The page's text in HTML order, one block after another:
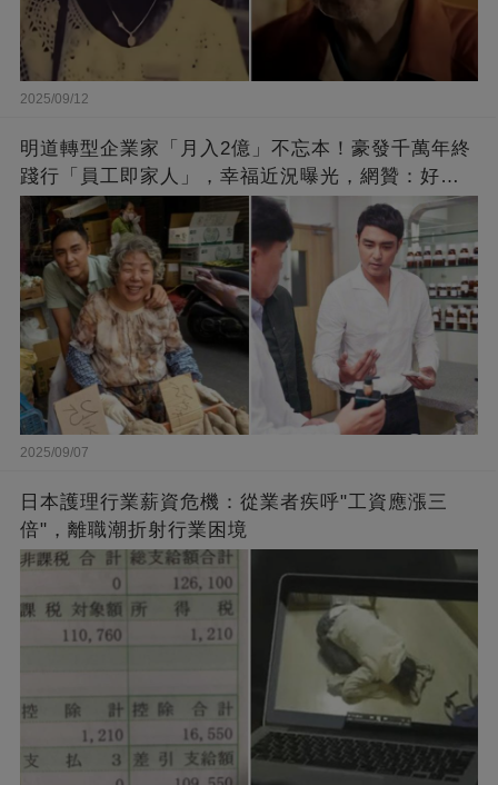
2025/09/12
明道轉型企業家「月入2億」不忘本！豪發千萬年終
踐行「員工即家人」，幸福近況曝光，網贊：好老
闆的福報
2025/09/07
日本護理行業薪資危機：從業者疾呼"工資應漲三
倍"，離職潮折射行業困境